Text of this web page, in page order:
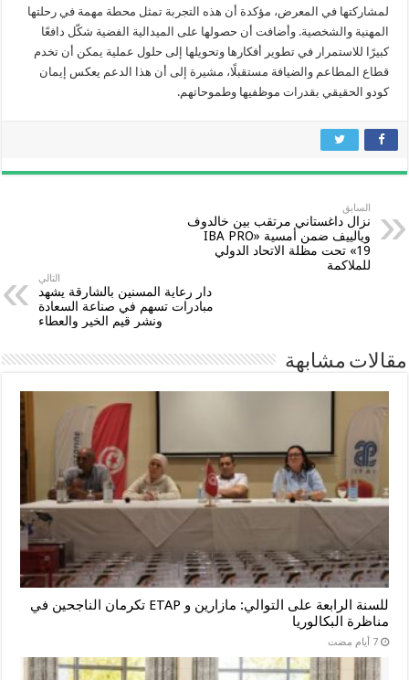
لمشاركتها في المعرض، مؤكدة أن هذه التجربة تمثل محطة مهمة في رحلتها
المهنية والشخصية. وأضافت أن حصولها على الميدالية الفضية شكّل دافعًا
كبيرًا للاستمرار في تطوير أفكارها وتحويلها إلى حلول عملية يمكن أن تخدم
قطاع المطاعم والضيافة مستقبلًا، مشيرة إلى أن هذا الدعم يعكس إيمان
كودو الحقيقي بقدرات موظفيها وطموحاتهم.
السابق
نزال داغستاني مرتقب بين خالدوف
ويالييف ضمن أمسية «IBA PRO
19» تحت مظلة الاتحاد الدولي
للملاكمة
التالي
دار رعاية المسنين بالشارقة يشهد
مبادرات تسهم في صناعة السعادة
ونشر قيم الخير والعطاء
مقالات مشابهة
للسنة الرابعة على التوالي: مازارين و ETAP تكرمان الناجحين في
مناظرة البكالوريا
‏7 أيام مضت